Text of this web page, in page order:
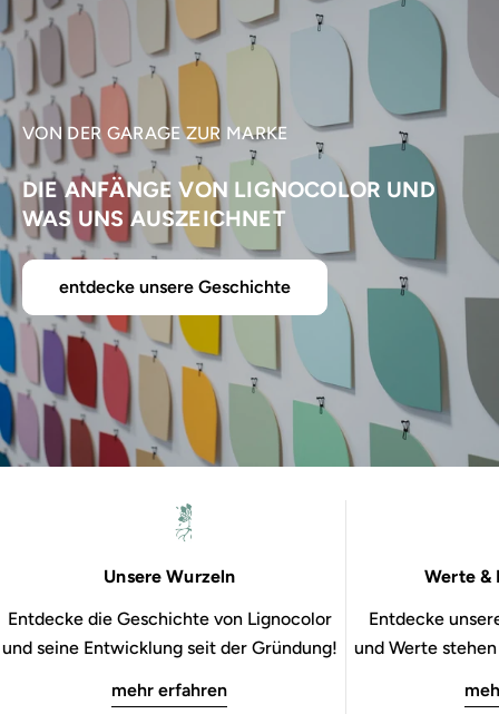
VON DER GARAGE ZUR MARKE
DIE ANFÄNGE VON LIGNOCOLOR UND
WAS UNS AUSZEICHNET
entdecke unsere Geschichte
Unsere Wurzeln
Entdecke die Geschichte von Lignocolor
und seine Entwicklung seit der Gründung!
mehr erfahren
Werte &
Entdecke
und Werte